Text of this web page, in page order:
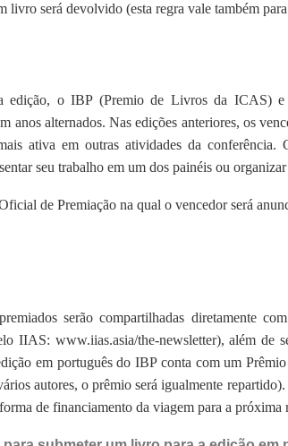
livro será devolvido (esta regra vale também
edição, o IBP (Premio de Livros da ICAS) e
anos alternados. Nas edições anteriores, os
ativa em outras atividades da conferência.
seu trabalho em um dos painéis ou
de Premiação na qual o vencedor será
serão compartilhadas diretamente
IIAS: www.iias.asia/the-newsletter), além de
em português do IBP conta com um
autores, o prêmio será igualmente
de financiamento da viagem para a